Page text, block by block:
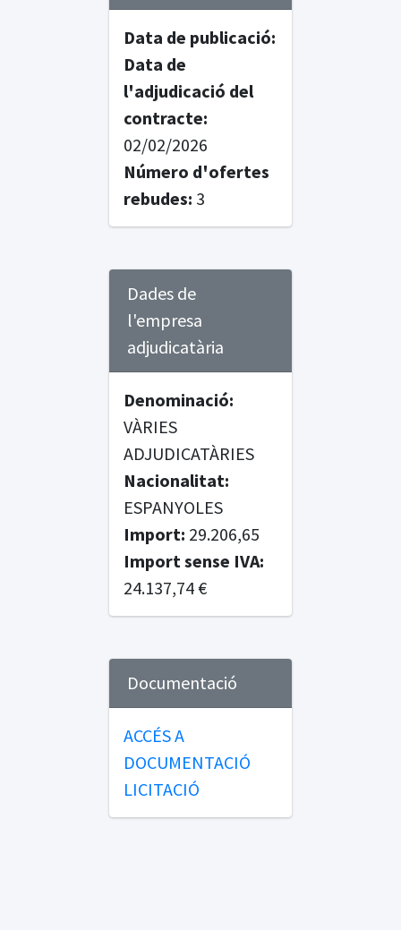
Data de publicació:
Data de
l'adjudicació del
contracte:
02/02/2026
Número d'ofertes
rebudes: 3
Dades de
l'empresa
adjudicatària
Denominació:
VÀRIES
ADJUDICATÀRIES
Nacionalitat:
ESPANYOLES
Import: 29.206,65
Import sense IVA:
24.137,74 €
Documentació
ACCÉS A
DOCUMENTACIÓ
LICITACIÓ